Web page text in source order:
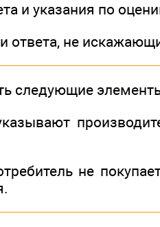
и указания по
ответа, не
следующие
не